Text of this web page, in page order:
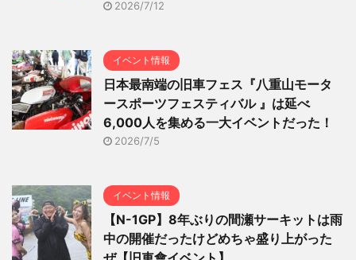
2026/7/12
イベント情報
日本最南端の旧車フェス『八重山モータ
ースポーツフェスティバル 』は延べ
6,000人を集める一大イベントだった！
2026/7/5
イベント情報
【N-1GP】8年ぶりの間瀬サーキットは雨
中の開催だったけどめちゃ盛り上がった